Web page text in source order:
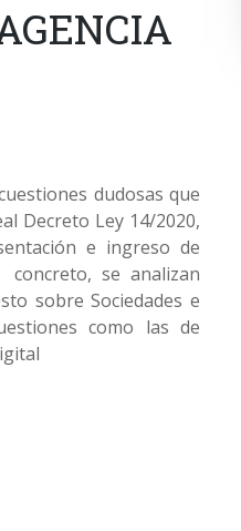
dudosas que
Decreto Ley 14/2020,
e ingreso de
concreto, se analizan
sobre Sociedades e
como las de